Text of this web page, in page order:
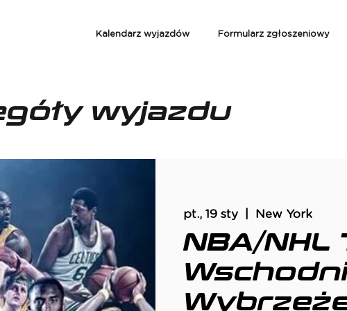
Kalendarz wyjazdów Formularz zgłoszeniowy
wyjazdu
pt., 19 sty New York
NBA/NHL